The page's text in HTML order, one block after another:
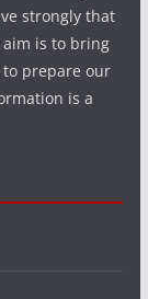
strongly that
is to bring
to prepare our
is a